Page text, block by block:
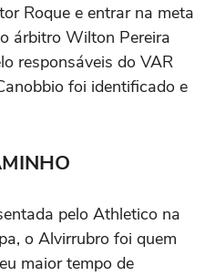
Roque e entrar na meta
árbitro Wilton Pereira
responsáveis do VAR
foi identificado e
pelo Athletico na
o Alvirrubro foi quem
maior tempo de